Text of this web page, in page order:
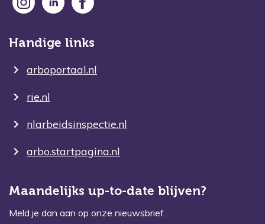
Handige links
arboportaal.nl
rie.nl
nlarbeidsinspectie.nl
arbo.startpagina.nl
Maandelijks up-to-date blijven?
Meld je dan aan op onze nieuwsbrief.